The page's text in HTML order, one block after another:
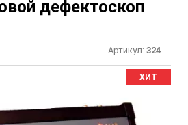
дефектоскоп
Артикул: 324
ХИТ